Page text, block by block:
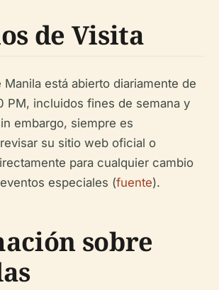
de Visita
Manila está abierto diariamente de
PM, incluidos fines de semana y
embargo, siempre es
su sitio web oficial o
para cualquier cambio
especiales (fuente).
sobre